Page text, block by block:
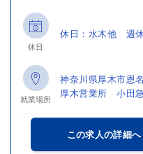
休日
休日：水木他 週
就業場所
神奈川県厚木市恩
厚木営業所 小田
この求人の詳細へ